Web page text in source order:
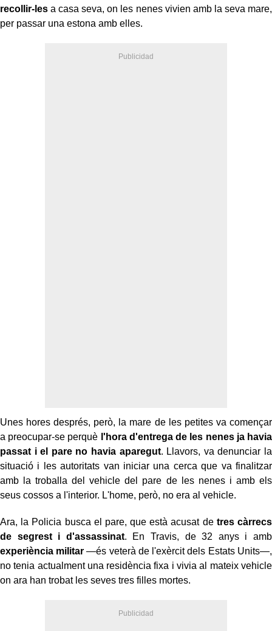
recollir-les a casa seva, on les nenes vivien amb la seva mare,
per passar una estona amb elles.
Unes hores després, però, la mare de les petites va començar
a preocupar-se perquè l'hora d'entrega de les nenes ja havia
passat i el pare no havia aparegut. Llavors, va denunciar la
situació i les autoritats van iniciar una cerca que va finalitzar
amb la troballa del vehicle del pare de les nenes i amb els
seus cossos a l'interior. L'home, però, no era al vehicle.
Ara, la Policia busca el pare, que està acusat de tres càrrecs
de segrest i d'assassinat. En Travis, de 32 anys i amb
experiència militar —és veterà de l'exèrcit dels Estats Units—,
no tenia actualment una residència fixa i vivia al mateix vehicle
on ara han trobat les seves tres filles mortes.